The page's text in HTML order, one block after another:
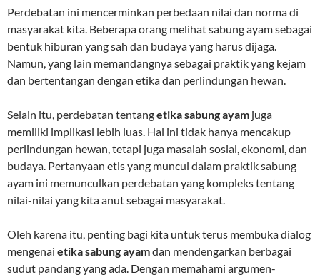
Perdebatan ini mencerminkan perbedaan nilai dan norma di
masyarakat kita. Beberapa orang melihat sabung ayam sebagai
bentuk hiburan yang sah dan budaya yang harus dijaga.
Namun, yang lain memandangnya sebagai praktik yang kejam
dan bertentangan dengan etika dan perlindungan hewan.
Selain itu, perdebatan tentangetika sabung ayam juga
memiliki implikasi lebih luas. Hal ini tidak hanya mencakup
perlindungan hewan, tetapi juga masalah sosial, ekonomi, dan
budaya. Pertanyaan etis yang muncul dalam praktik sabung
ayam ini memunculkan perdebatan yang kompleks tentang
nilai-nilai yang kita anut sebagai masyarakat.
Oleh karena itu, penting bagi kita untuk terus membuka dialog
mengenai etika sabung ayamdan mendengarkan berbagai
sudut pandang yang ada. Dengan memahami argumen-